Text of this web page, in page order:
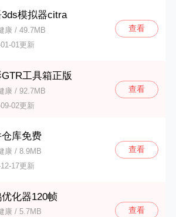
模拟器citra
康 / 49.7MB
01更新
查看
工具箱正版
康 / 92.7MB
02更新
查看
库免费
康 / 8.9MB
17更新
查看
化器120帧
康 / 5.7MB
查看